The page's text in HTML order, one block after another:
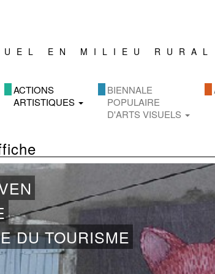
EN MILIEU RURAL
ACTIONS
ARTISTIQUES
BIENNALE
POPULAIRE
D'ARTS VISUELS